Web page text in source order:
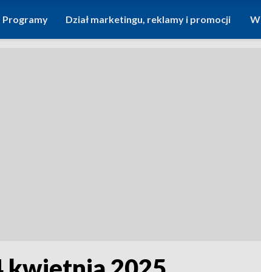
Programy Dział marketingu, reklamy i promocji